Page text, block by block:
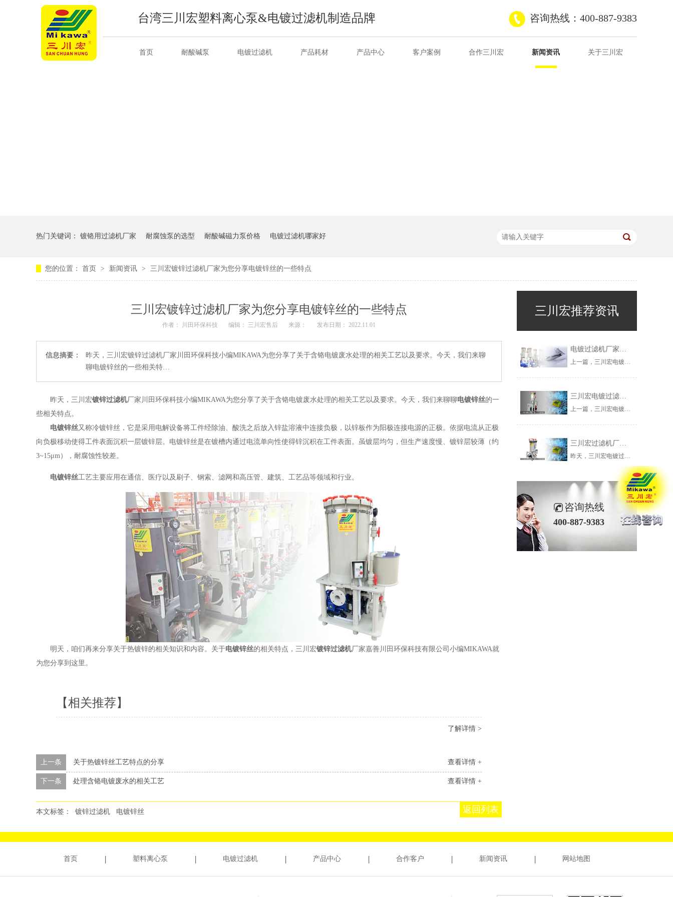
台湾三川宏塑料离心泵&电镀过滤机制造品牌 咨询热线：400-887-9383
首页 耐酸碱泵 电镀过滤机 产品耗材 产品中心 客户案例 合作三川宏 新闻资讯 关于三川宏
热门关键词： 镀铬用过滤机厂家 耐腐蚀泵的选型 耐酸碱磁力泵价格 电镀过滤机哪家好
您的位置： 首页 > 新闻资讯 > 三川宏镀锌过滤机厂家为您分享电镀锌丝的一些特点
三川宏镀锌过滤机厂家为您分享电镀锌丝的一些特点
作者： 川田环保科技 编辑： 三川宏售后 来源： 发布日期： 2022.11.01
信息摘要：
昨天，三川宏镀锌过滤机厂家川田环保科技小编MIKAWA为您分享了关于含铬电镀废水处理的相关工艺以及要求。今天，我们来聊
聊电镀锌丝的一些相关特…
昨天，三川宏镀锌过滤机厂家川田环保科技小编MIKAWA为您分享了关于含铬电镀废水处理的相关工艺以及要求。今天，我们来聊聊电镀锌丝的一
些相关特点。
电镀锌丝又称冷镀锌丝，它是采用电解设备将工件经除油、酸洗之后放入锌盐溶液中连接负极，以锌板作为阳极连接电源的正极。依据电流从正极
向负极移动使得工件表面沉积一层镀锌层。电镀锌丝是在镀槽内通过电流单向性使得锌沉积在工件表面。虽镀层均匀，但生产速度慢、镀锌层较薄（约
3~15μm），耐腐蚀性较差。
电镀锌丝工艺主要应用在通信、医疗以及刷子、钢索、滤网和高压管、建筑、工艺品等领域和行业。
明天，咱们再来分享关于热镀锌的相关知识和内容。关于电镀锌丝的相关特点，三川宏镀锌过滤机厂家嘉善川田环保科技有限公司小编MIKAWA就
为您分享到这里。
【相关推荐】
了解详情 >
查看详情 +
上一条 关于热镀锌丝工艺特点的分享
查看详情 +
下一条 处理含铬电镀废水的相关工艺
返回列表
本文标签： 镀锌过滤机 电镀锌丝
三川宏推荐资讯
电镀过滤机厂家川田环保解析三价铬钝化有机硅类封闭剂
上一篇，三川宏电镀过滤机厂家——川田环保科技小编分享了，关于三价铬钝化无机硅类封闭剂的一些相关知识点。今儿个，咱们再来解析关于有机硅类封闭剂的一些知识和内容。
三川宏电镀过滤机厂家解析三价铬钝化液成分重要性
上一篇，三川宏电镀过滤机厂家——川田环保科技小编和大家分享了，关于PCB面板发白的问题，解析其成因以及相关的解决办法。今天，咱们来探讨三价铬钝化液的成分重要性问题。
三川宏过滤机厂家解析硫酸铜电镀常见的问题
咨询热线
400-887-9383
首页 塑料离心泵 电镀过滤机 产品中心 合作客户 新闻资讯 网站地图